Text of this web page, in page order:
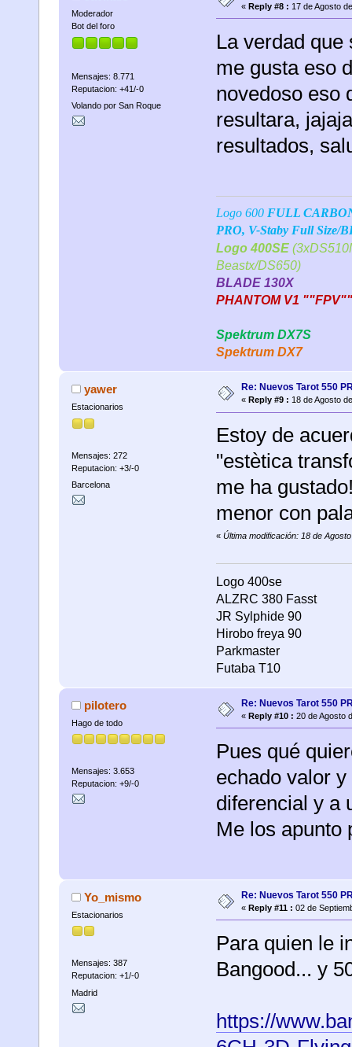
Moderador
Bot del foro
Mensajes: 8.771
Reputacion: +41/-0
Volando por San Roque
« Reply #8 : 17 de Agosto
La verdad que
me gusta eso
novedoso eso
resultara,
resultados,
Logo 600 FULL
PRO, V-Staby Full Size/
Logo 400SE
Beastx/DS650)
BLADE 130X
PHANTOM V1 ""FPV""
Spektrum DX7S
Spektrum DX7
yawer
Estacionarios
Mensajes: 272
Reputacion: +3/-0
Barcelona
Re: Nuevos Tarot 550
« Reply #9 : 18 de Agosto
Estoy de
"estètica
me ha
menor con
« Última modificación: 18 de
Logo 400se
ALZRC 380 Fasst
JR Sylphide 90
Hirobo freya 90
Parkmaster
Futaba T10
pilotero
Hago de todo
Mensajes: 3.653
Reputacion: +9/-0
Re: Nuevos Tarot 550
« Reply #10 : 20 de Agosto
Pues qué
echado valor
diferencial y a
Me los apunto
Yo_mismo
Estacionarios
Mensajes: 387
Reputacion: +1/-0
Madrid
Re: Nuevos Tarot 550
« Reply #11 : 02 de
Para quien le
Bangood... y
https://